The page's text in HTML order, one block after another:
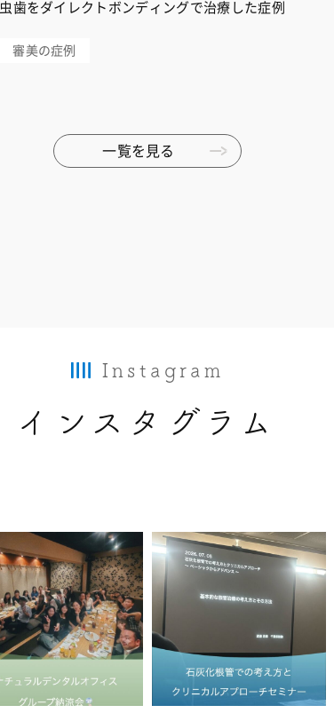
虫歯をダイレクトボンディングで治療した症例
審美の症例
一覧を見る
Instagram
インスタグラム